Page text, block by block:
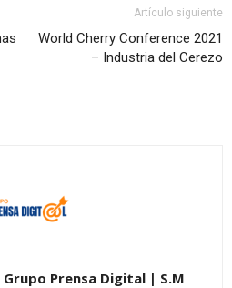
Artículo siguiente
World Cherry Conference 2021
– Industria del Cerezo
Prensa Digital | S.M